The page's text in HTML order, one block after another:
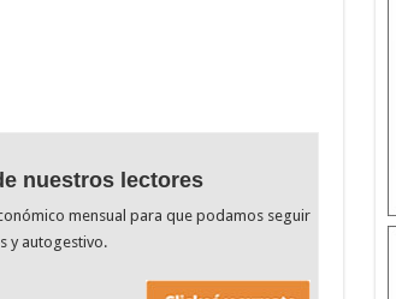
nuestros lectores
mensual para que podamos seguir
y autogestivo.